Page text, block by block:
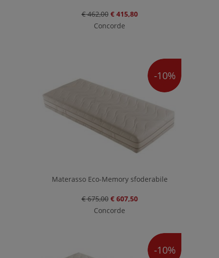
€ 462,00 € 415,80
Concorde
-10%
Materasso Eco-Memory sfoderabile
€ 675,00 € 607,50
Concorde
-10%